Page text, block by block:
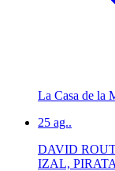
La Casa de la
25 ag..
DAVID
IZAL,